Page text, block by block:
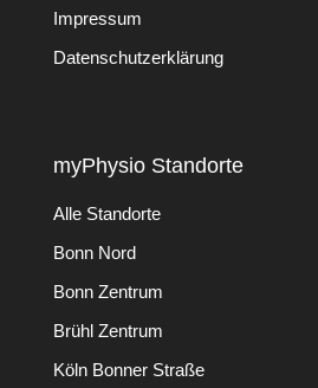
Impressum
Datenschutzerklärung
myPhysio Standorte
Alle Standorte
Bonn Nord
Bonn Zentrum
Brühl Zentrum
Köln Bonner Straße